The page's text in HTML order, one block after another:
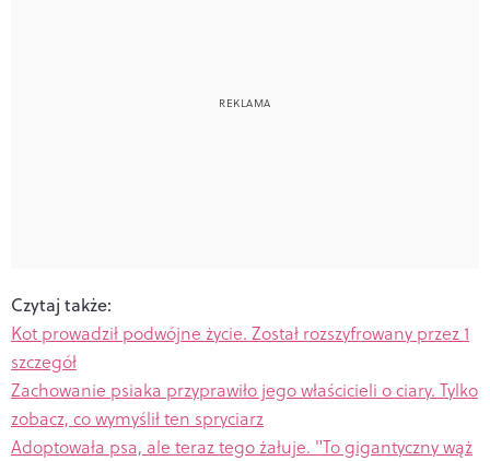
Czytaj także:
Kot prowadził podwójne życie. Został rozszyfrowany przez 1
szczegół
Zachowanie psiaka przyprawiło jego właścicieli o ciary. Tylko
zobacz, co wymyślił ten spryciarz
Adoptowała psa, ale teraz tego żałuje. "To gigantyczny wąż